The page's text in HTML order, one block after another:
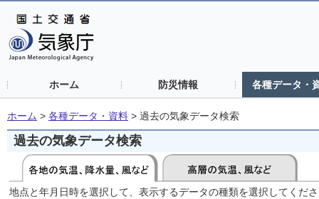
ホーム 防災情報 各種データ・
ホーム > 各種データ・資料 > 過去の気象データ検索
過去の気象データ検索
地点と年月日時を選択して、表示するデータの種類を選択してくだ